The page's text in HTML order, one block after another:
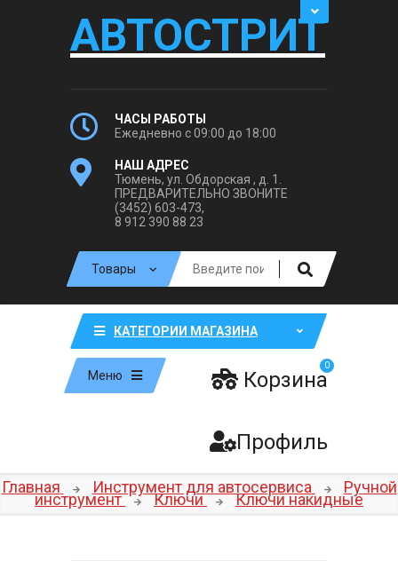
АВТОСТРИТ
ЧАСЫ РАБОТЫ
Ежедневно с 09:00 до 18:00
НАШ АДРЕС
Тюмень, ул. Обдорская , д. 1.
ПРЕДВАРИТЕЛЬНО ЗВОНИТЕ
(3452) 603-473,
8 912 390 88 23
КАТЕГОРИИ МАГАЗИНА
Меню Корзина
0
Профиль
Главная Инструмент для автосервиса Ручной
инструмент Ключи Ключи накидные